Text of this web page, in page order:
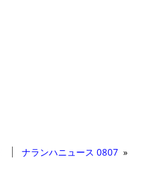
ナランハニュース 0807 »